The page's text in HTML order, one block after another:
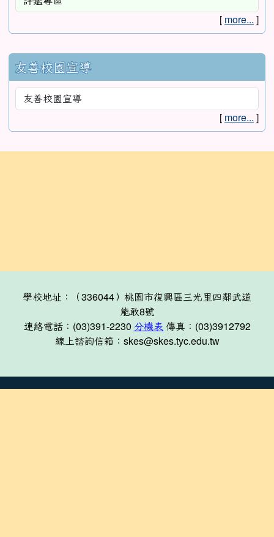
[ more... ]
友善校園宣導
[ more... ]
學校地址：（336044）桃園市復興區三光里四鄰武道
能敢8號
連絡電話：(03)391-2230 分機表傳真：(03)3912792
線上諮詢信箱：skes@skes.tyc.edu.tw